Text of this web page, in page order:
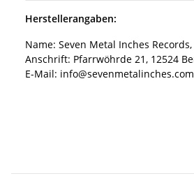
Herstellerangaben:
Name: Seven Metal Inches
Anschrift: Pfarrwöhrde 21, 12524
E-Mail: info@sevenmetalinches.com